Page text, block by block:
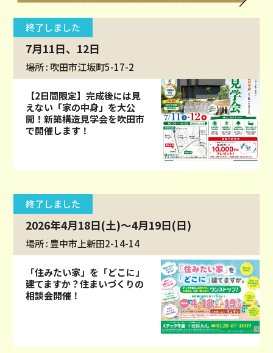
終了しました
7月11日、12日
場所 : 吹田市江坂町5-17-2
【2日間限定】完成後には見
えない「家の中身」を大公
開！新築構造見学会を吹田市
で開催します！
終了しました
2026年4月18日(土)～4月19日(日)
場所 : 豊中市上新田2-14-14
「住みたい家」を「どこに」
建てますか？住まいづくりの
相談会開催！